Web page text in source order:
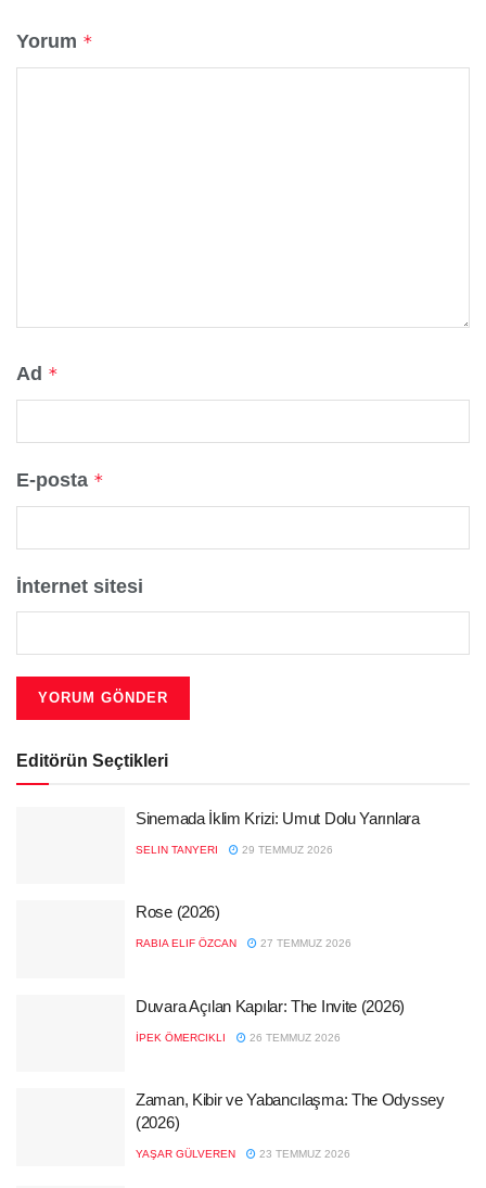
Yorum *
Ad *
E-posta *
İnternet sitesi
Editörün Seçtikleri
Sinemada İklim Krizi: Umut Dolu Yarınlara
SELIN TANYERI 29 TEMMUZ 2026
Rose (2026)
RABIA ELIF ÖZCAN 27 TEMMUZ 2026
Duvara Açılan Kapılar: The Invite (2026)
İPEK ÖMERCIKLI 26 TEMMUZ 2026
Zaman, Kibir ve Yabancılaşma: The Odyssey
(2026)
YAŞAR GÜLVEREN 23 TEMMUZ 2026